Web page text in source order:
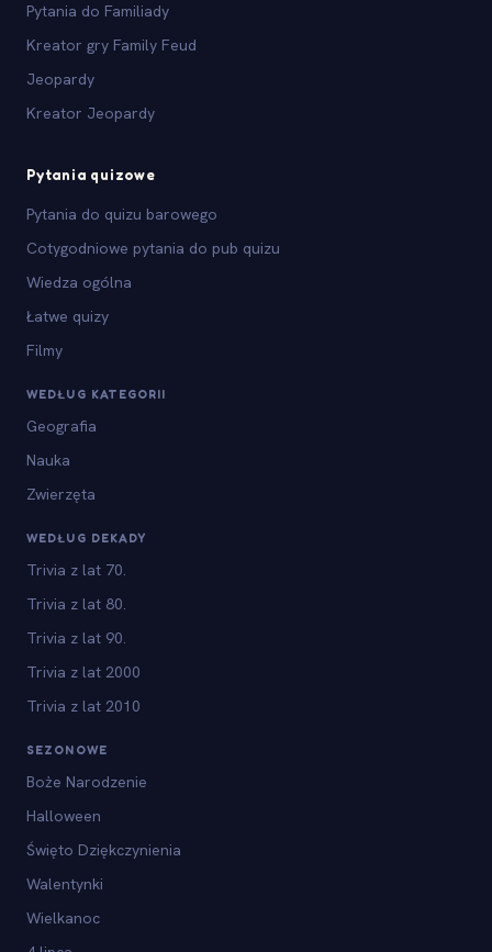
Pytania do Familiady
Kreator gry Family Feud
Jeopardy
Kreator Jeopardy
Pytania quizowe
Pytania do quizu barowego
Cotygodniowe pytania do pub quizu
Wiedza ogólna
Łatwe quizy
Filmy
WEDŁUG KATEGORII
Geografia
Nauka
Zwierzęta
WEDŁUG DEKADY
Trivia z lat 70.
Trivia z lat 80.
Trivia z lat 90.
Trivia z lat 2000
Trivia z lat 2010
SEZONOWE
Boże Narodzenie
Halloween
Święto Dziękczynienia
Walentynki
Wielkanoc